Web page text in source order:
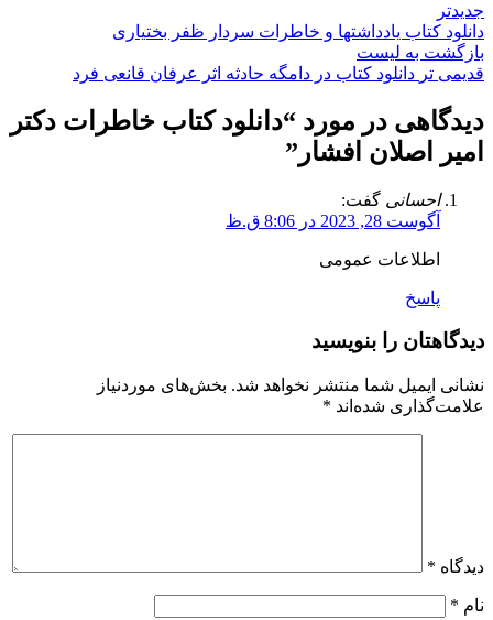
جدیدتر
دانلود کتاب یادداشتها و خاطرات سردار ظفر بختیاری
بازگشت به لیست
قدیمی تر دانلود کتاب در دامگه حادثه اثر عرفان قانعی فرد
دیدگاهی در مورد “دانلود کتاب خاطرات دکتر
امیر اصلان افشار ”
احسانی گفت:
آگوست 28, 2023 در 8:06 ق.ظ
اطلاعات عمومی
پاسخ
دیدگاهتان را بنویسید
نشانی ایمیل شما منتشر نخواهد شد. بخش‌های موردنیاز
علامت‌گذاری شده‌اند *
دیدگاه *
نام *